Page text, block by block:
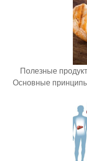
Полезные
Основные